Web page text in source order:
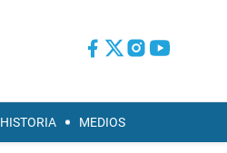
HISTORIA MEDIOS